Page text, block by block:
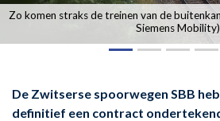
Zo komen straks de treinen van de
Siemens Mobility)
De Zwitserse spoorwegen SBB
definitief een contract